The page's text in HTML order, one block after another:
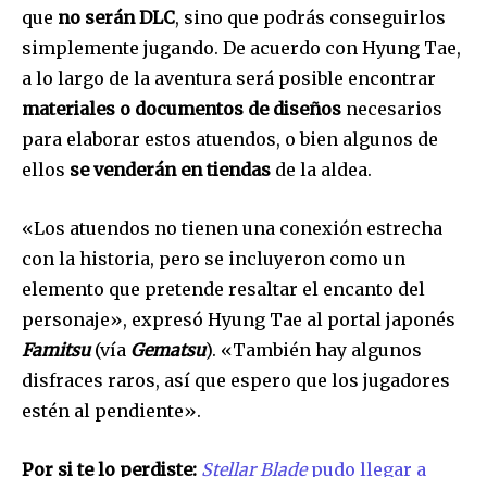
32,111
Seguidores
32,214
Seguidores
11,243
Seguidores
que no serán DLC, sino que podrás conseguirlos
simplemente jugando. De acuerdo con Hyung Tae,
a lo largo de la aventura será posible encontrar
materiales o documentos de diseños necesarios
para elaborar estos atuendos, o bien algunos de
ellos se venderán en tiendas de la aldea.
«Los atuendos no tienen una conexión estrecha
con la historia, pero se incluyeron como un
elemento que pretende resaltar el encanto del
personaje», expresó Hyung Tae al portal japonés
Famitsu(vía Gematsu). «También hay algunos
disfraces raros, así que espero que los jugadores
estén al pendiente».
Por si te lo perdiste: Stellar Bladepudo llegar a